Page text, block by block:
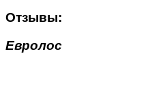
Отзывы:
Евролос